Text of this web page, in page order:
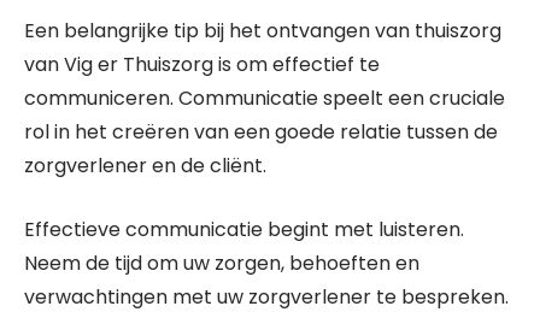
Een belangrijke tip bij het ontvangen van thuiszorg
van Vig er Thuiszorg is om effectief te
communiceren. Communicatie speelt een cruciale
rol in het creëren van een goede relatie tussen de
zorgverlener en de cliënt.
Effectieve communicatie begint met luisteren.
Neem de tijd om uw zorgen, behoeften en
verwachtingen met uw zorgverlener te bespreken.